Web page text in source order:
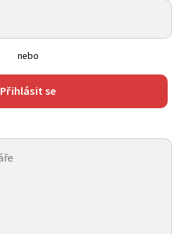
nebo
Přihlásit se